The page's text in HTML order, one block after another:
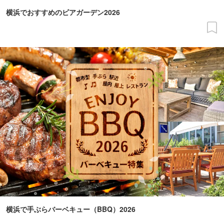
横浜でおすすめのビアガーデン2026
横浜で手ぶらバーベキュー（BBQ）2026